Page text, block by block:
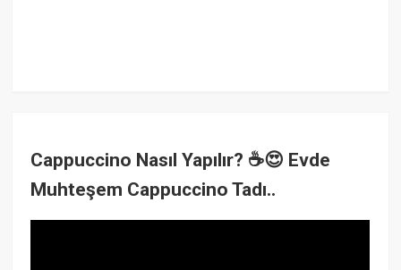
Cappuccino Nasıl Yapılır? ☕😍 Evde
Muhteşem Cappuccino Tadı..